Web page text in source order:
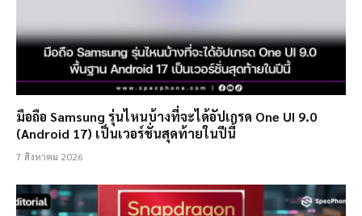
มือถือ Samsung รุ่นไหนบ้างที่จะได้อัปเกรด One UI 9.0
(Android 17) เป็นเวอร์ชั่นสุดท้ายในปีนี้
7 สิงหาคม 2026